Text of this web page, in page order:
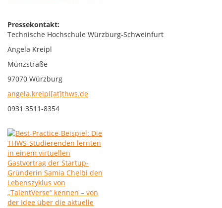
Pressekontakt:
Technische Hochschule Würzburg-Schweinfurt
Angela Kreipl
Münzstraße
97070 Würzburg
angela.kreipl[at]thws.de
0931 3511-8354